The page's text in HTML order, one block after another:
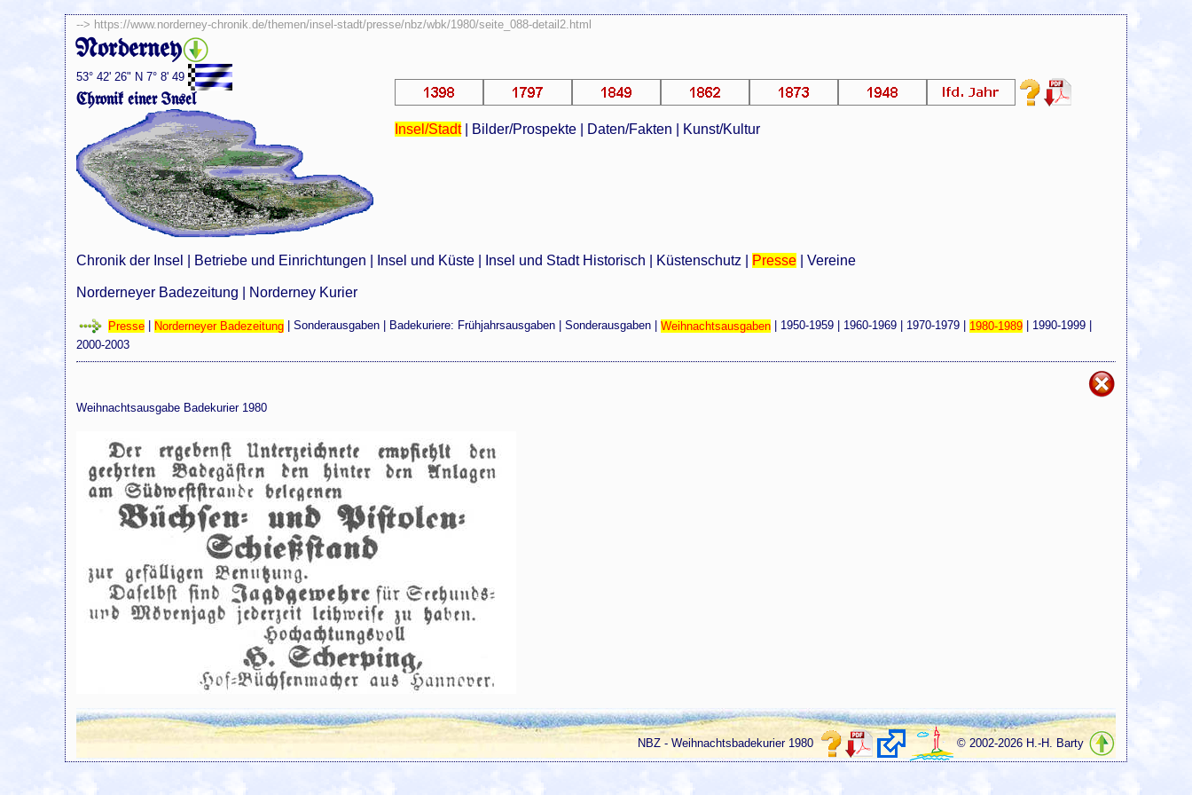
--> https://www.norderney-chronik.de/themen/insel-stadt/presse/nbz/wbk/1980/seite_088-detail2.html
Norderney
53° 42' 26" N 7° 8' 49
Chronik einer Insel
Insel/Stadt| Bilder/Prospekte| Daten/Fakten Kunst/Kultur
Chronik der Insel Betriebe und Einrichtungen Insel und Küste Insel und Stadt Historisch Küstenschutz Presse |Vereine
Norderneyer Badezeitung Norderney Kurier
Presse Norderneyer Badezeitung |Sonderausgaben | Badekuriere: Frühjahrsausgaben |Sonderausgaben |Weihnachtsausgaben 1950-1959 1960-1969 1970-1979 1980-1989 1990-1999
2000-2003
Weihnachtsausgabe Badekurier 1980
NBZ - Weihnachtsbadekurier 1980 © 2002-2026 H.-H. Barty